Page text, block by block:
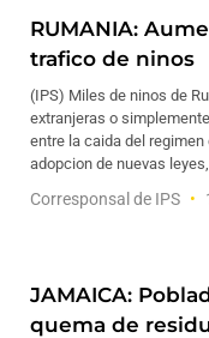
RUMANIA:
trafico de ninos
(IPS) Miles de ninos de
extranjeras o
entre la caida del
adopcion de nuevas
Corresponsal de IPS
JAMAICA:
quema de